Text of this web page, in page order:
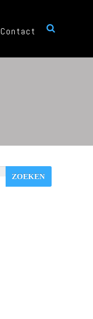
Contact